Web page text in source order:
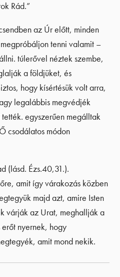
Rád.”
az Úr előtt, minden
tenni valamit –
túlerővel néztek szembe,
a földjüket, és
hogy kísértésük volt arra,
legalábbis megvédjék
egyszerűen megálltak
csodálatos módon
(lásd. Ézs.40,31.).
amit így várakozás közben
majd azt, amire Isten
várják az Urat, meghallják a
nyernek, hogy
amit mond nekik.